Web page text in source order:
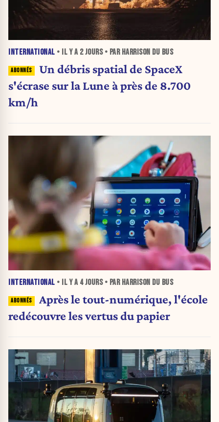
INTERNATIONAL • IL Y A 2 JOURS• PAR HARRISON DU BUS
Un débris spatial de SpaceX
s'écrase sur la Lune à près de 8.700
km/h
INTERNATIONAL • IL Y A 4 JOURS• PAR HARRISON DU BUS
Après le tout-numérique, l'école
redécouvre les vertus du papier